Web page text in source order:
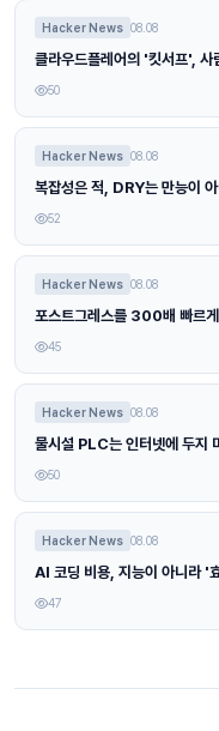
Hacker News 08.08
클라우드플레어의 '킷서프', 사
50
Hacker News 08.08
복잡성은 적, DRY는 만능이
52
Hacker News 08.08
포스트그레스를 300배 빠르
45
Hacker News 08.08
물시설 PLC는 인터넷에 두지
50
Hacker News 08.08
AI 코딩 비용, 지능이 아니라 '
47